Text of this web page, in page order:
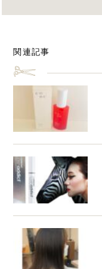
関連記事